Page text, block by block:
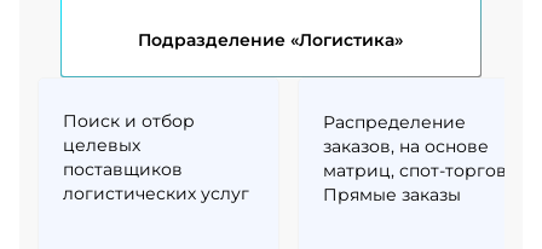
Подразделение «Логистика»
Поиск и отбор
целевых
поставщиков
логистических услуг
Распределение
заказов, на основе
матриц, спот-торгов.
Прямые заказы